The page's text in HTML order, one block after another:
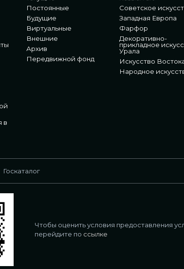
в
Постоянные
Будущие
Виртуальные
Внешние
Архив
Передвижной фонд
Советское
Западная Европа
Фарфор
Декоративно-
прикладное
Урала
Искусство
Народное
Госкаталог
Чтобы оценить условия предоставления
перейдите по ссылке